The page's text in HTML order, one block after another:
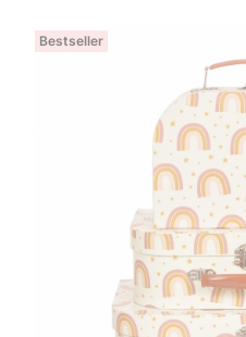
Bestseller